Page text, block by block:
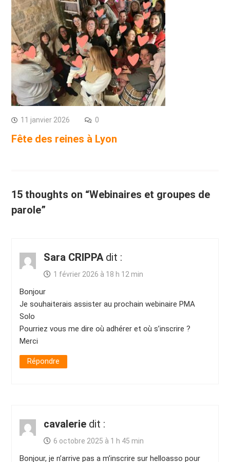
11 janvier 2026 0
Fête des reines à Lyon
15 thoughts on “Webinaires et groupes de
parole”
Sara CRIPPA dit :
1 février 2026 à 18 h 12 min
Bonjour
Je souhaiterais assister au prochain webinaire PMA
Solo
Pourriez vous me dire où adhérer et où s’inscrire ?
Merci
Répondre
cavalerie dit :
6 octobre 2025 à 1 h 45 min
Bonjour, je n’arrive pas a m’inscrire sur helloasso pour